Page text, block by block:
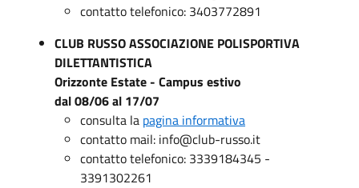
contatto telefonico: 3403772891
CLUB RUSSO ASSOCIAZIONE POLISPORTIVA
DILETTANTISTICA
Orizzonte Estate - Campus estivo
dal 08/06 al 17/07
consulta la pagina informativa
contatto mail: info@club-russo.it
contatto telefonico: 3339184345 -
3391302261